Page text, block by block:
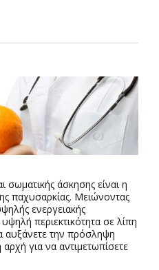
άσκησης είναι η
παχυσαρκίας. Μειώνοντας
ενεργειακής
περιεκτικότητα σε λίπη
αυξάνετε την πρόσληψη
για να αντιμετωπίσετε